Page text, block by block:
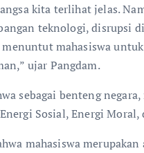
kita terlihat jelas.
teknologi, disrupsi
mahasiswa
ujar Pangdam.
sebagai benteng
Sosial, Energi Moral,
mahasiswa